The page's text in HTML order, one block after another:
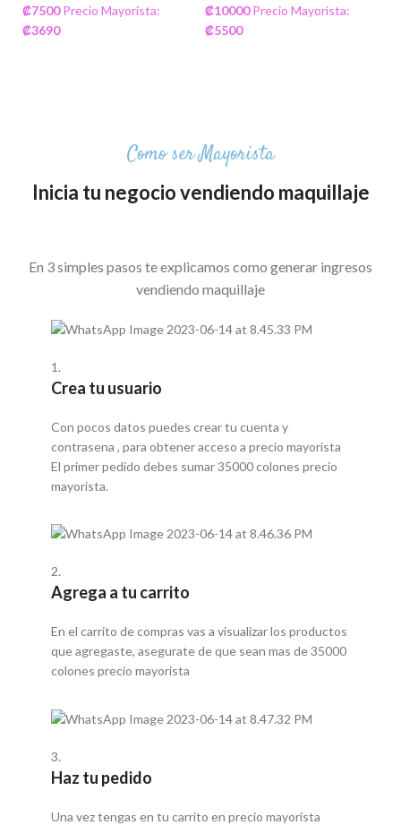
₡7500 Precio Mayorista:
₡3690
₡10000 Precio Mayorista:
₡5500
Como ser Mayorista
Inicia tu negocio vendiendo maquillaje
En 3 simples pasos te explicamos como generar ingresos
vendiendo maquillaje
1.
Crea tu usuario
Con pocos datos puedes crear tu cuenta y
contrasena , para obtener acceso a precio mayorista
El primer pedido debes sumar 35000 colones precio
mayorista.
2.
Agrega a tu carrito
En el carrito de compras vas a visualizar los productos
que agregaste, asegurate de que sean mas de 35000
colones precio mayorista
3.
Haz tu pedido
Una vez tengas en tu carrito en precio mayorista